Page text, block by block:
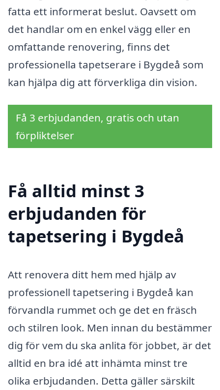
fatta ett informerat beslut. Oavsett om
det handlar om en enkel vägg eller en
omfattande renovering, finns det
professionella tapetserare i Bygdeå som
kan hjälpa dig att förverkliga din vision.
Få 3 erbjudanden, gratis och utan
förpliktelser
Få alltid minst 3
erbjudanden för
tapetsering i Bygdeå
Att renovera ditt hem med hjälp av
professionell tapetsering i Bygdeå kan
förvandla rummet och ge det en fräsch
och stilren look. Men innan du bestämmer
dig för vem du ska anlita för jobbet, är det
alltid en bra idé att inhämta minst tre
olika erbjudanden. Detta gäller särskilt